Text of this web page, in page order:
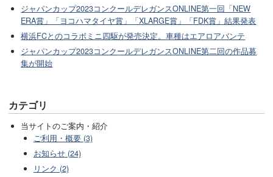
ジャパンカップ2023コンクールデレガンスONLINE第一回「NEW
ERA賞」「ヨコハマタイヤ賞」「XLARGE賞」「FDK賞」結果発表
横浜FCとのコラボミニ四駆が発売決定。車種はエアロアバンテ
ジャパンカップ2023コンクールデレガンスONLINE第二回の作品募
集が開始
カテゴリ
当サイトのご案内・紹介
ご利用・概要 (3)
お知らせ (24)
リンク (2)